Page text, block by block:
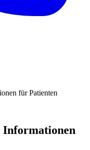
für Patienten
Informationen